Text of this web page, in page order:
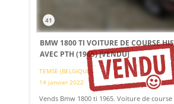
41
BMW 1800 TI VOITURE DE COURSE
AVEC PTH (1965)[VENDU]
TEMSE (BELGIQUE)
14 janvier 2022
Vends Bmw 1800 ti 1965. Voiture de